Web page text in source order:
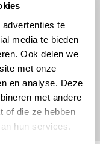
te
media te bieden
Ook delen we
met onze
en analyse. Deze
met andere
of die ze hebben
hun services.
gebruiker dat
heeft
op een
voeren. Hij/zij
en Den Hartog
en schade
of een
gegevens.